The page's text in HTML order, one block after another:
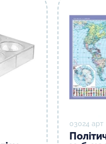
03024 арт